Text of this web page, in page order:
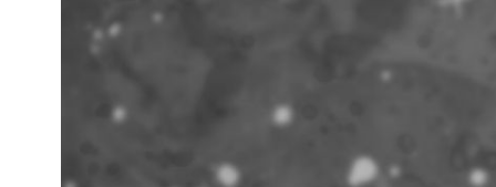
Instalaciones
> Ir a Actividades
Esta semana
Participa
Envíanos tu propuesta